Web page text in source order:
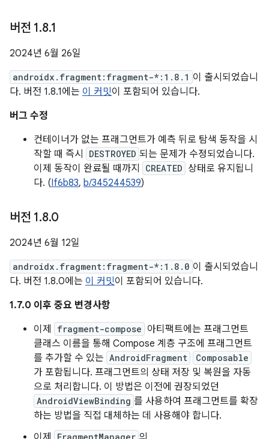
버전 1.8.1
2024년 6월 26일
androidx.fragment:fragment-*:1.8.1 이 출시되었습니
다. 버전 1.8.1에는 이 커밋이 포함되어 있습니다.
버그 수정
컨테이너가 없는 프래그먼트가 예측 뒤로 탐색 동작을 시
작할 때 즉시
DESTROYED 되는 문제가 수정되었습니다.
이제 동작이 완료될 때까지
CREATED 상태로 유지됩니
다. (If6b83, b/345244539)
버전 1.8.0
2024년 6월 12일
androidx.fragment:fragment-*:1.8.0 이 출시되었습니
다. 버전 1.8.0에는 이 커밋이 포함되어 있습니다.
1.7.0 이후 중요 변경사항
이제
fragment-compose 아티팩트에는 프래그먼트
클래스 이름을 통해 Compose 계층 구조에 프래그먼트
를 추가할 수 있는 AndroidFragment Composable
가 포함됩니다. 프래그먼트의 상태 저장 및 복원을 자동
으로 처리합니다. 이 방법은 이전에 권장되었던
AndroidViewBinding 를 사용하여 프래그먼트를 확장
하는 방법을 직접 대체하는 데 사용해야 합니다.